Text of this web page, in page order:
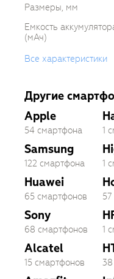
Размеры, мм
Емкость
(мАч)
Все характеристики
Другие
Apple
54 смартфона
Samsung
122 смартфона
Huawei
65 смартфонов
Sony
68 смартфонов
Alcatel
15 смартфонов
1
1
1